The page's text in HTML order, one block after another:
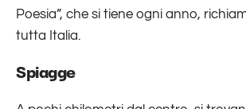
Poesia”, che si tiene ogni anno,
tutta Italia.
Spiagge